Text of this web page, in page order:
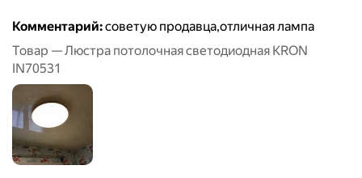
Комментарий:советую продавца,отличная лампа
Товар — Люстра потолочная светодиодная KRON
IN70531